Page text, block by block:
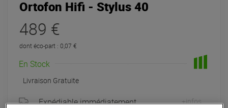
Ortofon Hifi - Stylus 40
489 €
dont éco-part : 0,07 €
En Stock
Livraison Gratuite
Expédiable immédiatement +infos